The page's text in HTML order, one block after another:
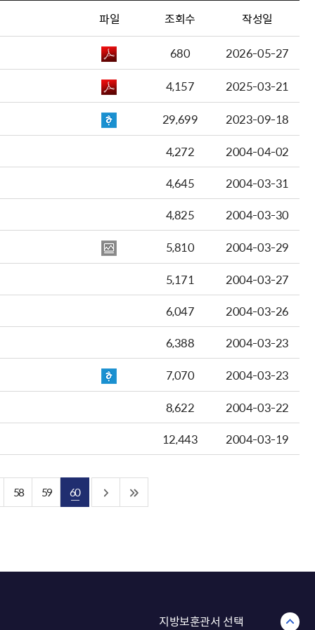
파일 조회수 작성일
680
2026-05-27
4,157
2025-03-21
29,699
2023-09-18
4,272
2004-04-02
4,645
2004-03-31
4,825
2004-03-30
5,810
2004-03-29
5,171
2004-03-27
6,047
2004-03-26
6,388
2004-03-23
7,070
2004-03-23
8,622
2004-03-22
12,443
2004-03-19
58 59 60
지방보훈관서 선택